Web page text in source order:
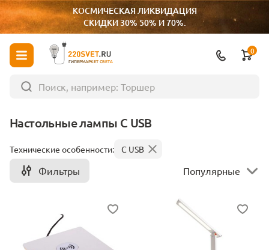
КОСМИЧЕСКАЯ ЛИКВИДАЦИЯ
СКИДКИ 30% 50% И 70%.
ГИПЕРМАРКЕТ СВЕТА
0
Настольные лампы С USB
Технические особенности: С USB
Фильтры Популярные